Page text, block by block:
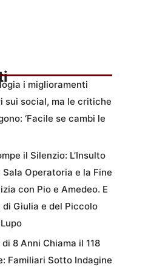
i miglioramenti
sui social, ma le critiche
‘Facile se cambi le
il Silenzio: L’Insulto
Operatoria e la Fine
con Pio e Amedeo. E
di Giulia e del Piccolo
8 Anni Chiama il 118
Familiari Sotto Indagine